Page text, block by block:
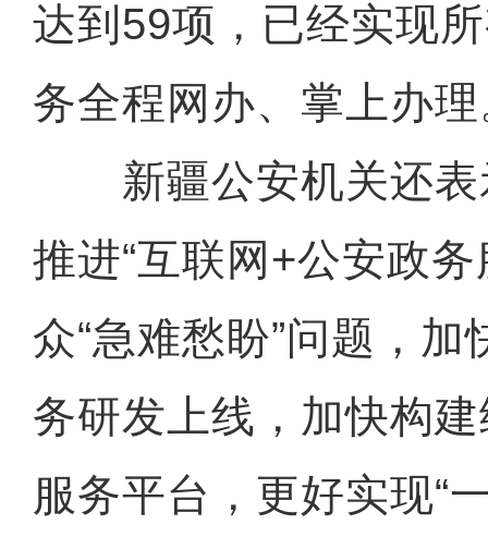
达到59项，已经实现
务全程网办、掌上办
新疆公安机关还表
推进“互联网+公安政
众“急难愁盼”问题，
务研发上线，加快构
服务平台，更好实现“